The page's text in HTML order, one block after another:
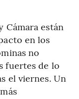
Cámara están
en los
no
fuertes de lo
el viernes. Un